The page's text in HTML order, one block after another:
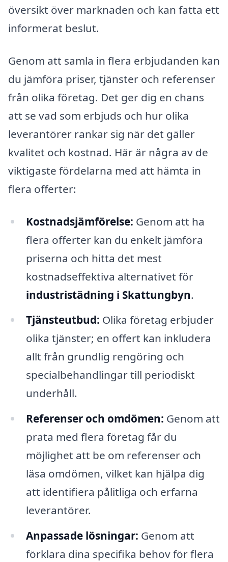
översikt över marknaden och kan fatta ett
informerat beslut.
Genom att samla in flera erbjudanden kan
du jämföra priser, tjänster och referenser
från olika företag. Det ger dig en chans
att se vad som erbjuds och hur olika
leverantörer rankar sig när det gäller
kvalitet och kostnad. Här är några av de
viktigaste fördelarna med att hämta in
flera offerter:
Kostnadsjämförelse: Genom att ha
flera offerter kan du enkelt jämföra
priserna och hitta det mest
kostnadseffektiva alternativet för
industristädning i Skattungbyn.
Tjänsteutbud: Olika företag erbjuder
olika tjänster; en offert kan inkludera
allt från grundlig rengöring och
specialbehandlingar till periodiskt
underhåll.
Referenser och omdömen: Genom att
prata med flera företag får du
möjlighet att be om referenser och
läsa omdömen, vilket kan hjälpa dig
att identifiera pålitliga och erfarna
leverantörer.
Anpassade lösningar: Genom att
förklara dina specifika behov för flera